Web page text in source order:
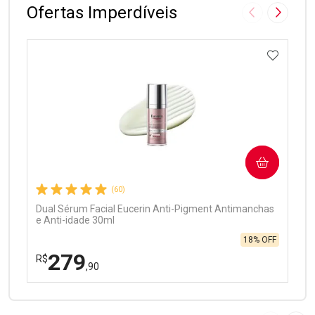
Ofertas Imperdíveis Imagem
(60)
Dual Sérum Facial Eucerin Anti-Pigment Antimanchas
e Anti-idade 30ml
R$279,90
18% OFF
COMPRAR